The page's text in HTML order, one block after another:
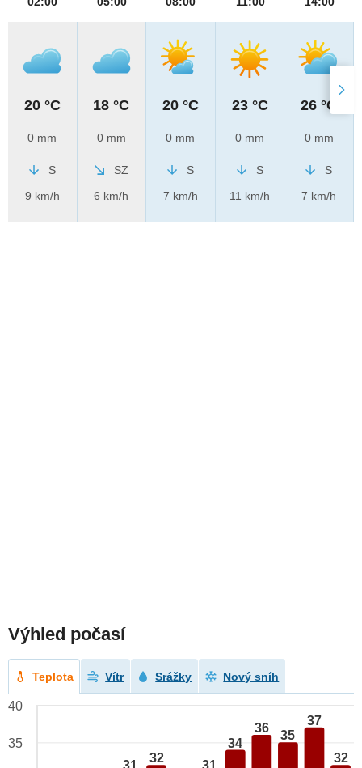
20 °C
0 mm
S
9 km/h
18 °C
0 mm
SZ
6 km/h
20 °C
0 mm
S
7 km/h
23 °C
0 mm
S
11 km/h
26 °C
0 mm
S
7 km/h
Výhled počasí
Teplota Vítr Srážky Nový sníh
32
34
36
35
37
32
40
35